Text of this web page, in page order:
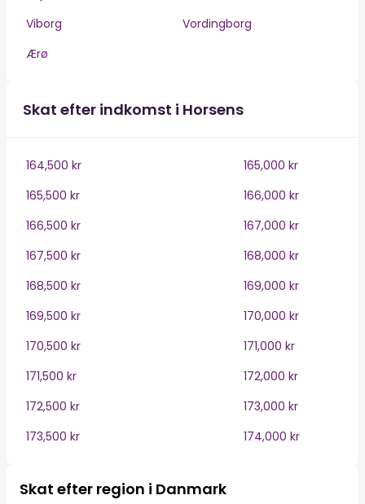
Viborg
Vordingborg
Ærø
Skat efter indkomst i Horsens
164,500 kr
165,000 kr
165,500 kr
166,000 kr
166,500 kr
167,000 kr
167,500 kr
168,000 kr
168,500 kr
169,000 kr
169,500 kr
170,000 kr
170,500 kr
171,000 kr
171,500 kr
172,000 kr
172,500 kr
173,000 kr
173,500 kr
174,000 kr
Skat efter region i Danmark